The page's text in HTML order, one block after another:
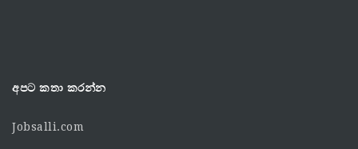
අපට කතා කරන්න
Jobsalli.com